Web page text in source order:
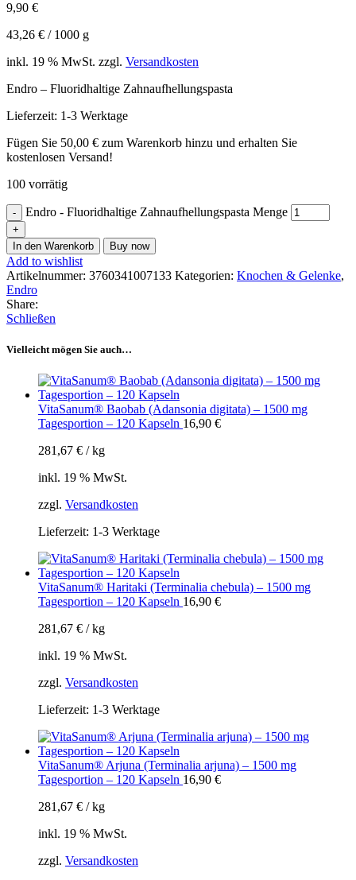
9,90 €
43,26 € / 1000 g
inkl. 19 % MwSt. zzgl. Versandkosten
Endro – Fluoridhaltige Zahnaufhellungspasta
Lieferzeit: 1-3 Werktage
Fügen Sie 50,00 € zum Warenkorb hinzu und erhalten Sie
kostenlosen Versand!
100 vorrätig
Endro - Fluoridhaltige Zahnaufhellungspasta Menge
In den Warenkorb Buy now
Add to wishlist
Artikelnummer: 3760341007133 Kategorien: Knochen & Gelenke,
Endro
Share:
Schließen
Vielleicht mögen Sie auch…
VitaSanum® Baobab (Adansonia digitata) – 1500 mg
Tagesportion – 120 Kapseln 16,90 €
281,67 € /kg
inkl. 19 % MwSt.
zzgl. Versandkosten
Lieferzeit: 1-3 Werktage
VitaSanum® Haritaki (Terminalia chebula) – 1500 mg
Tagesportion – 120 Kapseln 16,90 €
281,67 € /kg
inkl. 19 % MwSt.
zzgl. Versandkosten
Lieferzeit: 1-3 Werktage
VitaSanum® Arjuna (Terminalia arjuna) – 1500 mg
Tagesportion – 120 Kapseln 16,90 €
281,67 € /kg
inkl. 19 % MwSt.
zzgl. Versandkosten